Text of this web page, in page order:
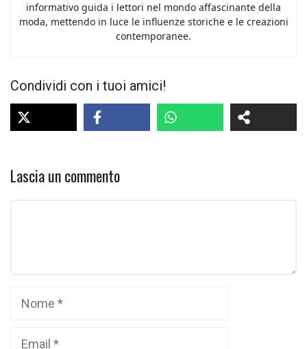
informativo guida i lettori nel mondo affascinante della
moda, mettendo in luce le influenze storiche e le creazioni
contemporanee.
Condividi con i tuoi amici!
Lascia un commento